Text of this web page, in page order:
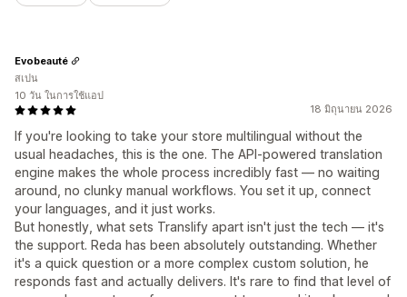
18 มิถุนายน 2026
If you're looking to take your store multilingual without the
usual headaches, this is the one. The API-powered translation
engine makes the whole process incredibly fast — no waiting
around, no clunky manual workflows. You set it up, connect
your languages, and it just works.
But honestly, what sets Translify apart isn't just the tech — it's
the support. Reda has been absolutely outstanding. Whether
it's a quick question or a more complex custom solution, he
responds fast and actually delivers. It's rare to find that level of
Evobeauté
สเปน
10 วัน ในการใช้แอป